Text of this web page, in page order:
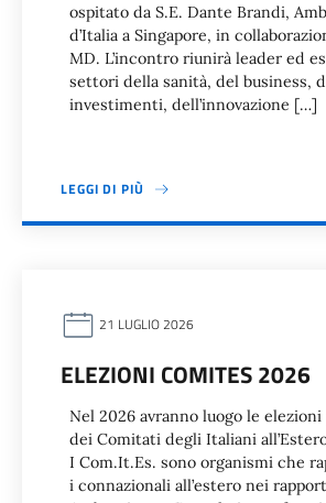
ospitato da S.E. Dante Brandi,
d’Italia a Singapore, in
MD. L’incontro riunirà leader ed
settori della sanità, del business,
investimenti, dell’innovazione […]
LEGGI DI PIÙ
21 LUGLIO 2026
ELEZIONI COMITES 2026
Nel 2026 avranno luogo le
dei Comitati degli Italiani
I Com.It.Es. sono organismi che
i connazionali all’estero nei